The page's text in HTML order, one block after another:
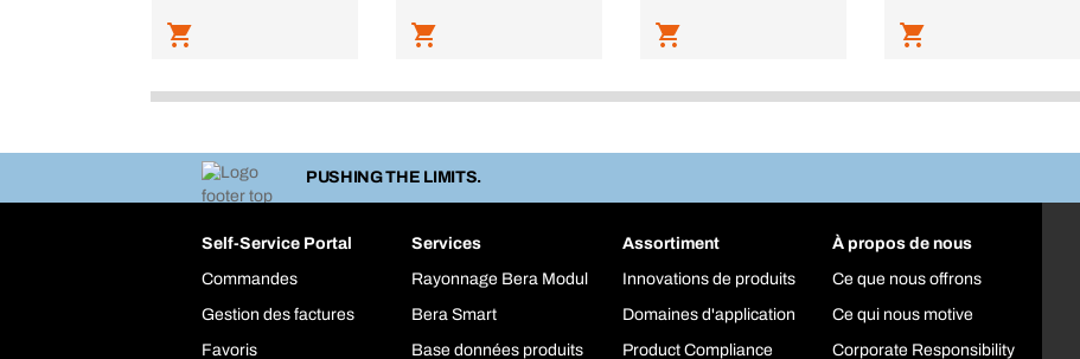
PUSHING THE LIMITS.
Self-Service Portal
Commandes
Gestion des factures
Favoris
Services
Rayonnage Bera Modul
Bera Smart
Base données produits
Assortiment
Innovations de produits
Domaines d'application
Product Compliance
À propos de nous
Ce que nous offrons
Ce qui nous motive
Corporate Responsibility